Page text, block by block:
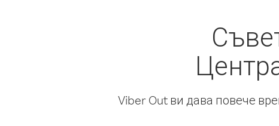
Viber Out ви дава повече